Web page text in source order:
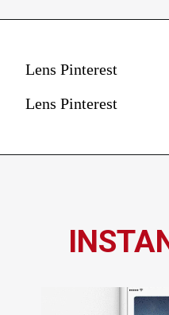
Lens Pinterest
Lens Pinterest